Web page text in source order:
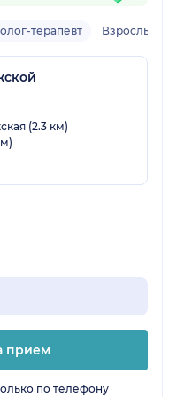
терапевт Взрослый
(2.3 км)
прием
по телефону